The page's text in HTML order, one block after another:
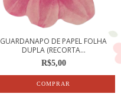
GUARDANAPO DE PAPEL FOLHA
DUPLA (RECORTA...
R$5,00